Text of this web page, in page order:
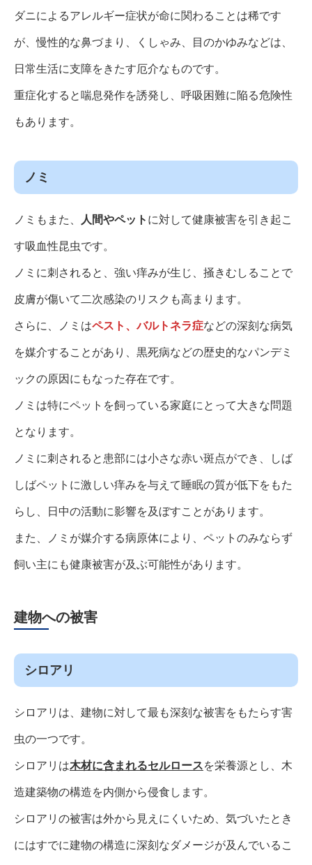
ダニによるアレルギー症状が命に関わることは稀です
が、慢性的な鼻づまり、くしゃみ、目のかゆみなどは、
日常生活に支障をきたす厄介なものです。
重症化すると喘息発作を誘発し、呼吸困難に陥る危険性
もあります。
ノミ
ノミもまた、 人間やペット に対して健康被害を引き起こ
す吸血性昆虫です。
ノミに刺されると、強い痒みが生じ、掻きむしることで
皮膚が傷いて二次感染のリスクも高まります。
さらに、ノミはペスト、バルトネラ症などの深刻な病気
を媒介することがあり、黒死病などの歴史的なパンデミ
ックの原因にもなった存在です。
ノミは特にペットを飼っている家庭にとって大きな問題
となります。
ノミに刺されると患部には小さな赤い斑点ができ、しば
しばペットに激しい痒みを与えて睡眠の質が低下をもた
らし、日中の活動に影響を及ぼすことがあります。
また、ノミが媒介する病原体により、ペットのみならず
飼い主にも健康被害が及ぶ可能性があります。
建物への被害
シロアリ
シロアリは、建物に対して最も深刻な被害をもたらす害
虫の一つです。
シロアリは木材に含まれるセルロースを栄養源とし、木
造建築物の構造を内側から侵食します。
シロアリの被害は外から見えにくいため、気づいたとき
にはすでに建物の構造に深刻なダメージが及んでいるこ